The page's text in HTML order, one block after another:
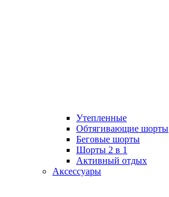
Утепленные
Обтягивающие шорты
Беговые шорты
Шорты 2 в 1
Активный отдых
Аксессуары